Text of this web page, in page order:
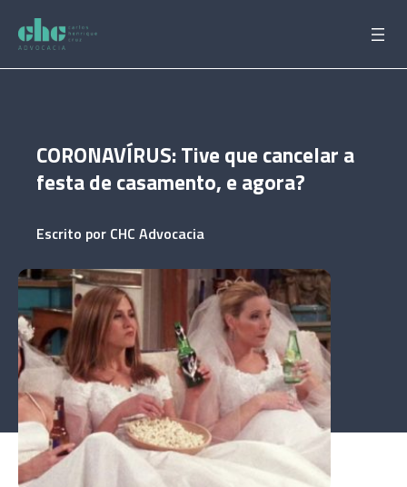
para
conteúdo
CORONAVÍRUS: Tive que cancelar a
festa de casamento, e agora?
Escrito por CHC Advocacia